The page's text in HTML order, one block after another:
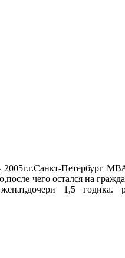
2005г.г.Санкт-Петербург
чего остался на
1,5 годика.